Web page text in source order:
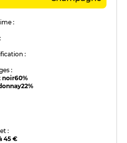
:
:
:
noir60%
22%
:
45 €